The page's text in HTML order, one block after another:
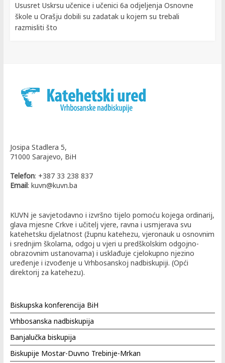
Ususret Uskrsu učenice i učenici 6a odjeljenja Osnovne
škole u Orašju dobili su zadatak u kojem su trebali
razmisliti što
Josipa Stadlera 5,
71000 Sarajevo, BiH
Telefon: +387 33 238 837
Email: kuvn@kuvn.ba
KUVN je savjetodavno i izvršno tijelo pomoću kojega ordinarij,
glava mjesne Crkve i učitelj vjere, ravna i usmjerava svu
katehetsku djelatnost (župnu katehezu, vjeronauk u osnovnim
i srednjim školama, odgoj u vjeri u predškolskim odgojno-
obrazovnim ustanovama) i usklađuje cjelokupno njezino
uređenje i izvođenje u Vrhbosanskoj nadbiskupiji. (Opći
direktorij za katehezu).
Biskupska konferencija BiH
Vrhbosanska nadbiskupija
Banjalučka biskupija
Biskupije Mostar-Duvno Trebinje-Mrkan